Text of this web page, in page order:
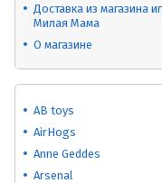
Доставка из магазина
Милая Мама
О магазине
AB toys
AirHogs
Anne Geddes
Arsenal